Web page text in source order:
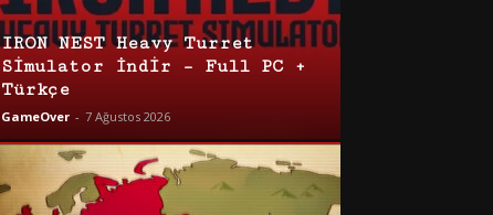
IRON NEST Heavy Turret
Simulator İndir – Full PC +
Türkçe
GameOver - 7 Ağustos 2026